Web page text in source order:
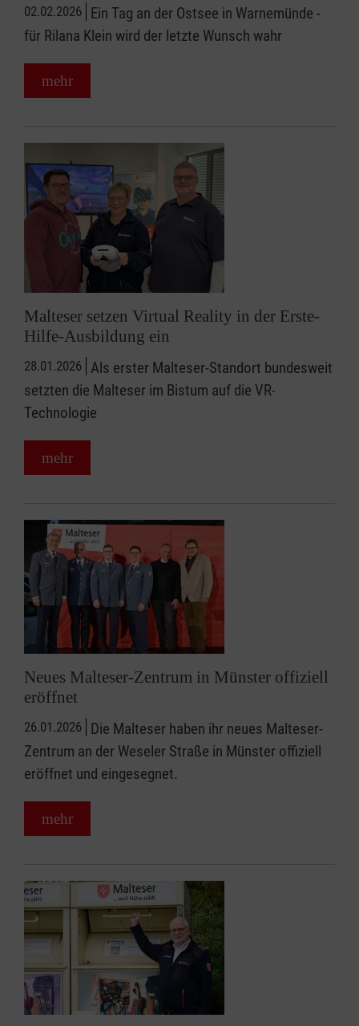
02.02.2026 Ein Tag an der Ostsee in Warnemünde -
für Rilana Klein wird der letzte Wunsch wahr
mehr
Malteser setzen Virtual Reality in der Erste-
Hilfe-Ausbildung ein
28.01.2026 Als erster Malteser-Standort bundesweit
setzten die Malteser im Bistum auf die VR-
Technologie
mehr
Neues Malteser-Zentrum in Münster offiziell
eröffnet
26.01.2026 Die Malteser haben ihr neues Malteser-
Zentrum an der Weseler Straße in Münster offiziell
eröffnet und eingesegnet.
mehr